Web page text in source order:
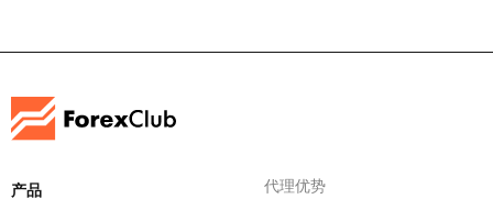
产品 代理优势